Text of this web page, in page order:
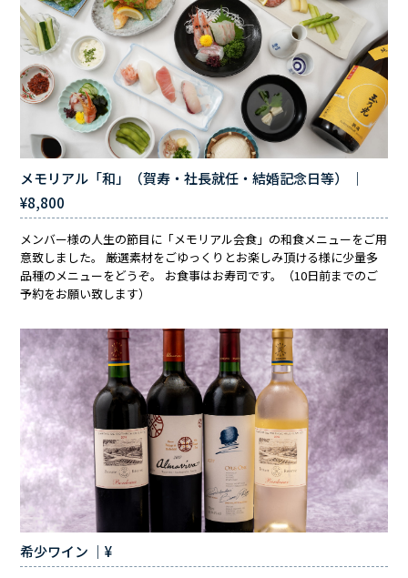
メモリアル「和」（賀寿・社長就任・結婚記念日等） ｜
¥8,800
メンバー様の人生の節目に「メモリアル会食」の和食メニューをご用
意致しました。 厳選素材をごゆっくりとお楽しみ頂ける様に少量多
品種のメニューをどうぞ。 お食事はお寿司です。（10日前までのご
予約をお願い致します）
希少ワイン ｜¥